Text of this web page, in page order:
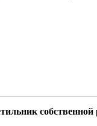
собственной